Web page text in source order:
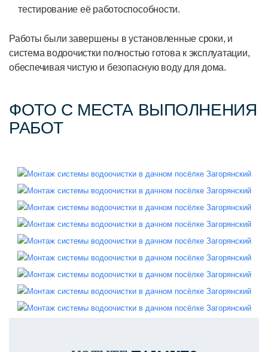
тестирование её работоспособности.
Работы были завершены в установленные сроки, и
система водоочистки полностью готова к эксплуатации,
обеспечивая чистую и безопасную воду для дома.
ФОТО С МЕСТА ВЫПОЛНЕНИЯ
РАБОТ